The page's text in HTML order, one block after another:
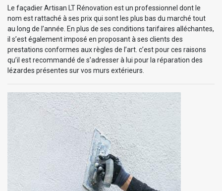
Le façadier Artisan LT Rénovation est un professionnel dont le
nom est rattaché à ses prix qui sont les plus bas du marché tout
au long de l’année. En plus de ses conditions tarifaires alléchantes,
il s’est également imposé en proposant à ses clients des
prestations conformes aux règles de l’art. c’est pour ces raisons
qu’il est recommandé de s’adresser à lui pour la réparation des
lézardes présentes sur vos murs extérieurs.